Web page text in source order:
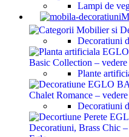
Lampi de
Decoratiuni
Plante
Decoratiuni